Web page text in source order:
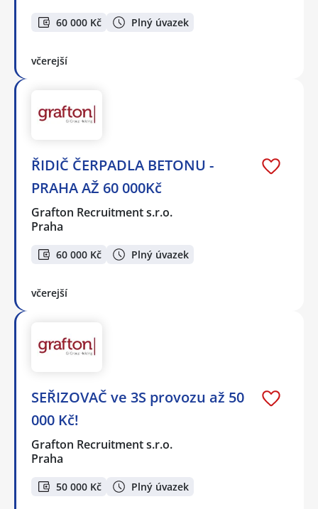
60 000 Kč Plný úvazek
včerejší
ŘIDIČ ČERPADLA BETONU -
PRAHA AŽ 60 000Kč
Grafton Recruitment s.r.o.
Praha
60 000 Kč Plný úvazek
včerejší
SEŘIZOVAČ ve 3S provozu až 50
000 Kč!
Grafton Recruitment s.r.o.
Praha
50 000 Kč Plný úvazek